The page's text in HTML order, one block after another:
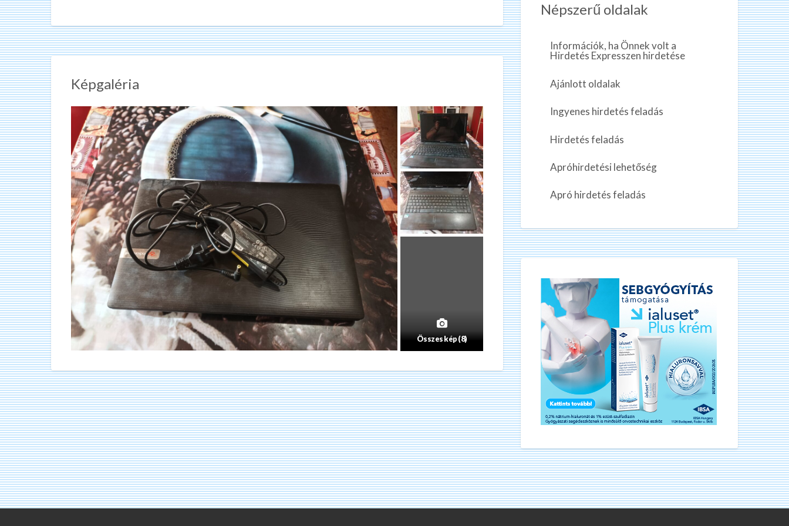
Képgaléria
Összes kép (8)
Népszerű oldalak
Információk, ha Önnek volt a
Hirdetés Expresszen hirdetése
Ajánlott oldalak
Ingyenes hirdetés feladás
Hirdetés feladás
Apróhirdetési lehetőség
Apró hirdetés feladás